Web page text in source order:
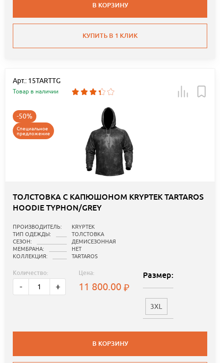
В КОРЗИНУ
КУПИТЬ В 1 КЛИК
Арт.: 15TARTTG
Товар в наличии
-50%
Специальное
предложение
ТОЛСТОВКА С КАПЮШОНОМ KRYPTEK TARTAROS
HOODIE TYPHON/GREY
ПРОИЗВОДИТЕЛЬ:
KRYPTEK
ТИП ОДЕЖДЫ:
ТОЛСТОВКА
СЕЗОН:
ДЕМИСЕЗОННАЯ
МЕМБРАНА:
НЕТ
КОЛЛЕКЦИЯ:
TARTAROS
Количество:
- +
Цена:
11 800.00
Размер:
3XL
В КОРЗИНУ